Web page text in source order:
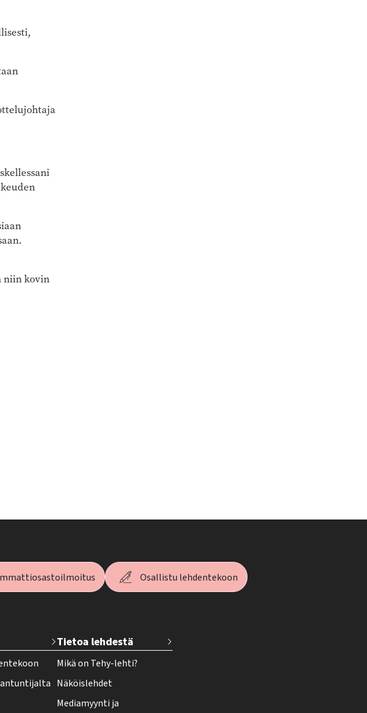
niin kovin
Osallistu lehdentekoon
Tietoa lehdestä
Mikä on Tehy-lehti?
Näköislehdet
Mediamyynti ja